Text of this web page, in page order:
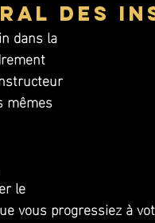
des
dans la
mêmes
le
vous progressiez à